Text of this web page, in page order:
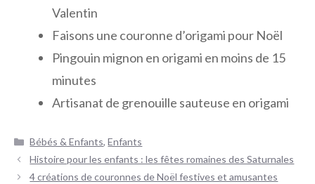
Valentin
Faisons une couronne d’origami pour Noël
Pingouin mignon en origami en moins de 15
minutes
Artisanat de grenouille sauteuse en origami
Catégories
Bébés & Enfants,Enfants
Navigation
des
Histoire pour les enfants : les fêtes romaines des Saturnales
4 créations de couronnes de Noël festives et amusantes